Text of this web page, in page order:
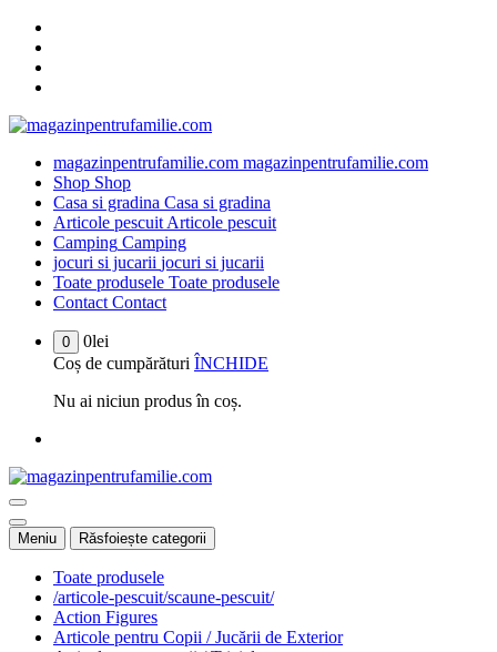
conținut
magazinpentrufamilie.com magazinpentrufamilie.com
Shop Shop
Casa si gradina Casa si gradina
Articole pescuit Articole pescuit
Camping Camping
jocuri si jucarii jocuri si jucarii
Toate produsele Toate produsele
Contact Contact
0 0lei
Coș de cumpărături ÎNCHIDE
Nu ai niciun produs în coș.
Meniu Răsfoiește categorii
Toate produsele
/articole-pescuit/scaune-pescuit/
Action Figures
Articole pentru Copii / Jucării de Exterior